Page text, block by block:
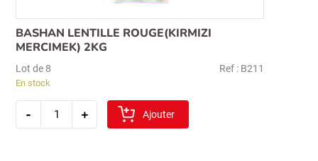
BASHAN LENTILLE ROUGE(KIRMIZI
MERCIMEK) 2KG
Lot de 8 Ref : B211
En stock
-
quantité
+ Ajouter